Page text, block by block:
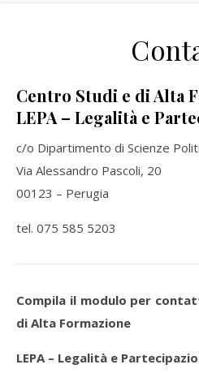
Centro Studi e di Alta
LEPA – Legalità e
c/o Dipartimento di Scienze
Via Alessandro Pascoli, 20
00123 – Perugia
tel. 075 585 5203
Compila il modulo per
di Alta Formazione
LEPA – Legalità e